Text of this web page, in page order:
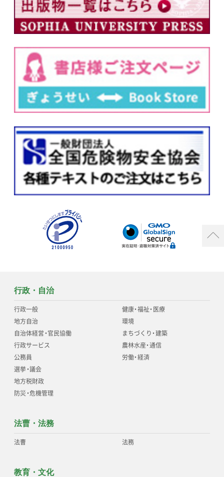
行政・自治
行政一般
地方自治
自治体経営・官民協働
行政サービス
公務員
選挙・議会
地方税財政
防災・危機管理
健康・福祉・医療
環境
まちづくり・建築
農林水産・通信
労働・経済
法曹・法務
法曹 法務
教育・文化